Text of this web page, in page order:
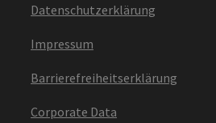
Datenschutzerklärung
Impressum
Barrierefreiheitserklärung
Corporate Data